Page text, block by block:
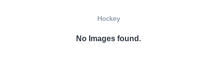
Hockey
No Images found.